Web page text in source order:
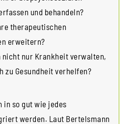
und behandeln?
therapeutischen
erweitern?
nicht nur Krankheit verwalten,
zu Gesundheit verhelfen?
in so gut wie jedes
werden. Laut Bertelsmann